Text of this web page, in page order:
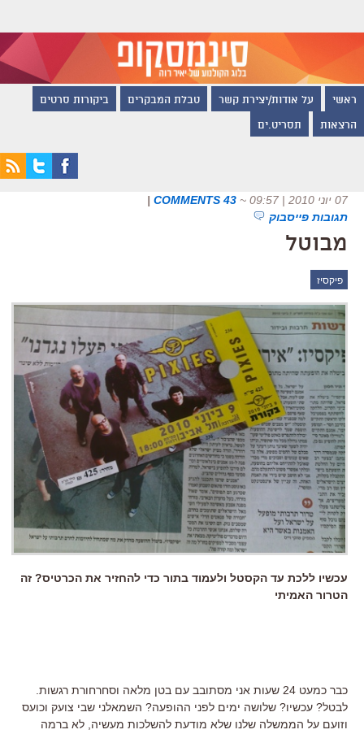
ראשי על אודות/יצירת קשר טבלת המבקרים ביקורות סרטים
הרצאות תסריט.ים
07 יוני 2010 | 09:57 ~
43 COMMENTS
|
תגובות פייסבוק
מבוטל
פיקסיז
עכשיו ללכת עד הקסטל ולעמוד בתור כדי להחזיר את הכרטיס? זה
הטרור האמיתי
כבר כמעט 24 שעות אני מסתובב עם בטן מלאה וסחרחורת רגשות.
לבטל? עכשיו? שלושה ימים לפני ההופעה? השמאלני שבי צועק וכועס
וזועם על הממשלה שלנו שלא מודעת להשלכות מעשיה, לא ברמה